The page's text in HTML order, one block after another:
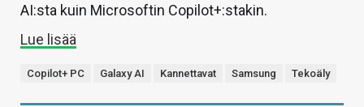
AI:sta kuin Microsoftin Copilot+:stakin.
Lue lisää
Copilot+ PC Galaxy AI Kannettavat Samsung Tekoäly